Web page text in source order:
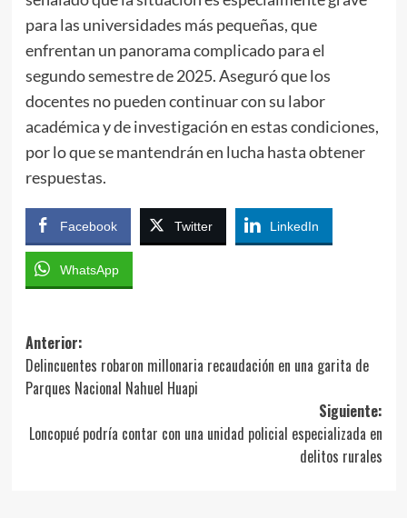
para las universidades más pequeñas, que
enfrentan un panorama complicado para el
segundo semestre de 2025. Aseguró que los
docentes no pueden continuar con su labor
académica y de investigación en estas condiciones,
por lo que se mantendrán en lucha hasta obtener
respuestas.
Facebook Twitter LinkedIn
WhatsApp
Navegación
de
entradas
Anterior:
Delincuentes robaron millonaria recaudación en una garita de
Parques Nacional Nahuel Huapi
Siguiente:
Loncopué podría contar con una unidad policial especializada en
delitos rurales